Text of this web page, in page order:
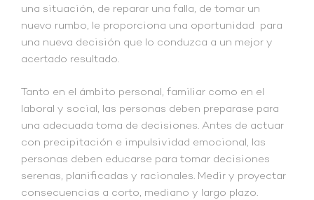
una situación, de reparar una falla, de tomar un
nuevo rumbo, le proporciona una oportunidad para
una nueva decisión que lo conduzca a un mejor y
acertado resultado.
Tanto en el ámbito personal, familiar como en el
laboral y social, las personas deben preparase para
una adecuada toma de decisiones. Antes de actuar
con precipitación e impulsividad emocional, las
personas deben educarse para tomar decisiones
serenas, planificadas y racionales. Medir y proyectar
consecuencias a corto, mediano y largo plazo.